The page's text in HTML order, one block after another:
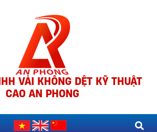
VẢI KHÔNG DỆT KỸ THUẬT
CAO AN PHONG